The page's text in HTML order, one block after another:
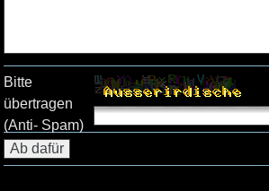
Bitte
übertragen
(Anti- Spam)